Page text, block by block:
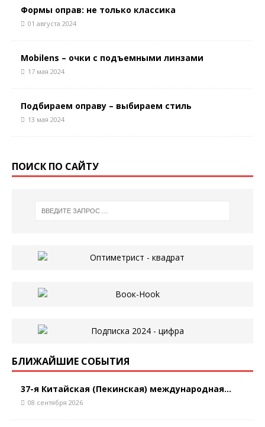
Формы оправ: не только классика
01 августа 2024
Mobilens – очки с подъемными линзами
17 мая 2024
Подбираем оправу – выбираем стиль
13 мая 2024
ПОИСК ПО САЙТУ
БЛИЖАЙШИЕ СОБЫТИЯ
37-я Китайская (Пекинская) международная...
08 сентября 2026